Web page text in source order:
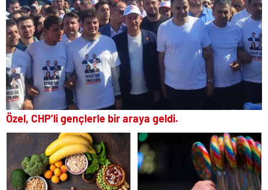
Özel, CHP’li gençlerle bir araya geldi.